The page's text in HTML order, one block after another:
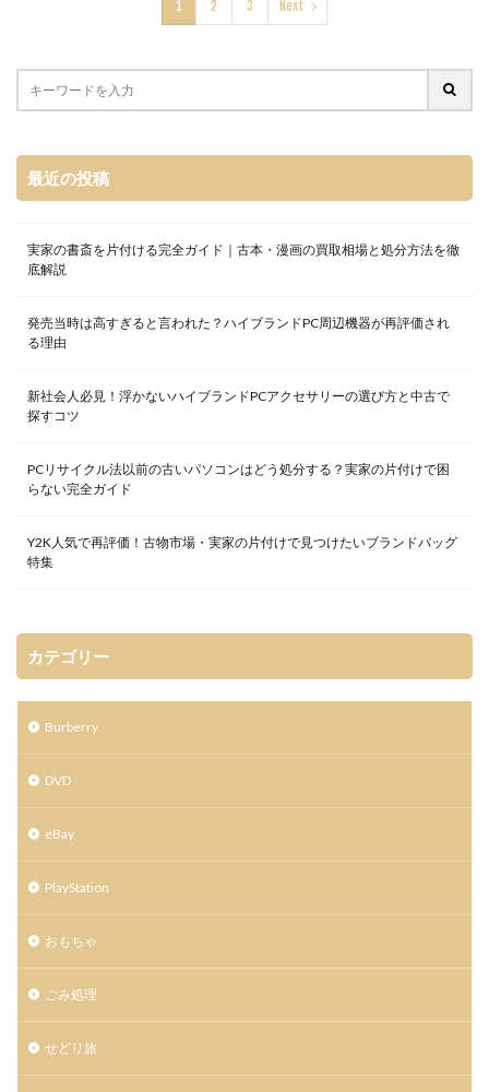
1 2 3 Next
最近の投稿
実家の書斎を片付ける完全ガイド｜古本・漫画の買取相場と処分方法を徹
底解説
発売当時は高すぎると言われた？ハイブランドPC周辺機器が再評価され
る理由
新社会人必見！浮かないハイブランドPCアクセサリーの選び方と中古で
探すコツ
PCリサイクル法以前の古いパソコンはどう処分する？実家の片付けで困
らない完全ガイド
Y2K人気で再評価！古物市場・実家の片付けで見つけたいブランドバッグ
特集
カテゴリー
Burberry
DVD
eBay
PlayStation
おもちゃ
ごみ処理
せどり旅